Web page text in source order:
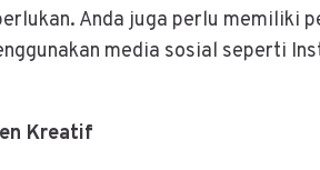
Anda juga perlu memiliki
media sosial seperti
Kreatif